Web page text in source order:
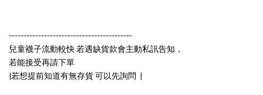
------------------------------------------
兒童襪子流動較快 若遇缺貨款會主動私訊告知，
若能接受再請下單
|若想提前知道有無存貨 可以先詢問 |